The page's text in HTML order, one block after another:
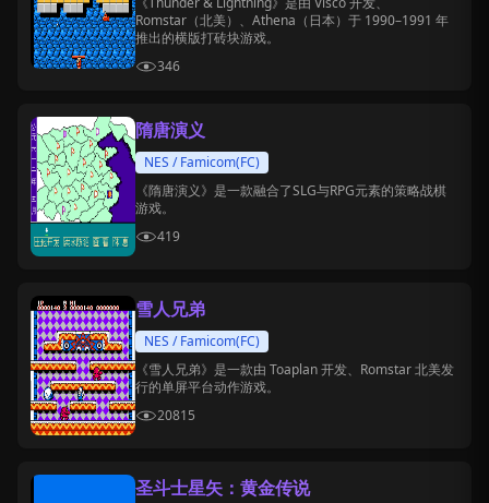
Romstar（北美）、Athena（日本）于 1990–1991 年
推出的横版打砖块游戏。
346
隋唐演义
NES / Famicom(FC)
《隋唐演义》是一款融合了SLG与RPG元素的策略战棋
游戏。
419
雪人兄弟
NES / Famicom(FC)
《雪人兄弟》是一款由 Toaplan 开发、Romstar 北美发
行的单屏平台动作游戏。
20815
圣斗士星矢：黄金传说